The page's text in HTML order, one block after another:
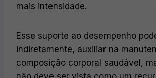
mais intensidade.
Esse suporte ao desempenho
indiretamente, auxiliar na
composição corporal saudável,